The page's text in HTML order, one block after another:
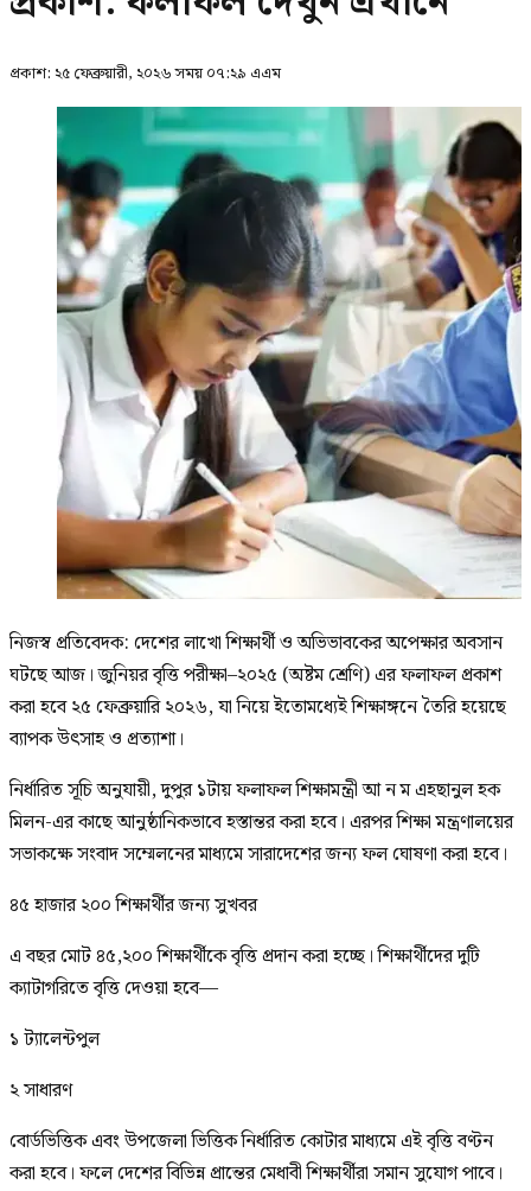
প্রকাশ: ২৫ ফেব্রুয়ারী, ২০২৬ সময় ০৭:২৯ এএম
নিজস্ব প্রতিবেদক: দেশের লাখো শিক্ষার্থী ও অভিভাবকের অপেক্ষার অবসান
ঘটছে আজ। জুনিয়র বৃত্তি পরীক্ষা–২০২৫ (অষ্টম শ্রেণি) এর ফলাফল প্রকাশ
করা হবে ২৫ ফেব্রুয়ারি ২০২৬, যা নিয়ে ইতোমধ্যেই শিক্ষাঙ্গনে তৈরি হয়েছে
ব্যাপক উৎসাহ ও প্রত্যাশা।
নির্ধারিত সূচি অনুযায়ী, দুপুর ১টায় ফলাফল শিক্ষামন্ত্রী আ ন ম এহছানুল হক
মিলন-এর কাছে আনুষ্ঠানিকভাবে হস্তান্তর করা হবে। এরপর শিক্ষা মন্ত্রণালয়ের
সভাকক্ষে সংবাদ সম্মেলনের মাধ্যমে সারাদেশের জন্য ফল ঘোষণা করা হবে।
৪৫ হাজার ২০০ শিক্ষার্থীর জন্য সুখবর
এ বছর মোট ৪৫,২০০ শিক্ষার্থীকে বৃত্তি প্রদান করা হচ্ছে। শিক্ষার্থীদের দুটি
ক্যাটাগরিতে বৃত্তি দেওয়া হবে—
১ ট্যালেন্টপুল
২ সাধারণ
বোর্ডভিত্তিক এবং উপজেলা ভিত্তিক নির্ধারিত কোটার মাধ্যমে এই বৃত্তি বণ্টন
করা হবে। ফলে দেশের বিভিন্ন প্রান্তের মেধাবী শিক্ষার্থীরা সমান সুযোগ পাবে।